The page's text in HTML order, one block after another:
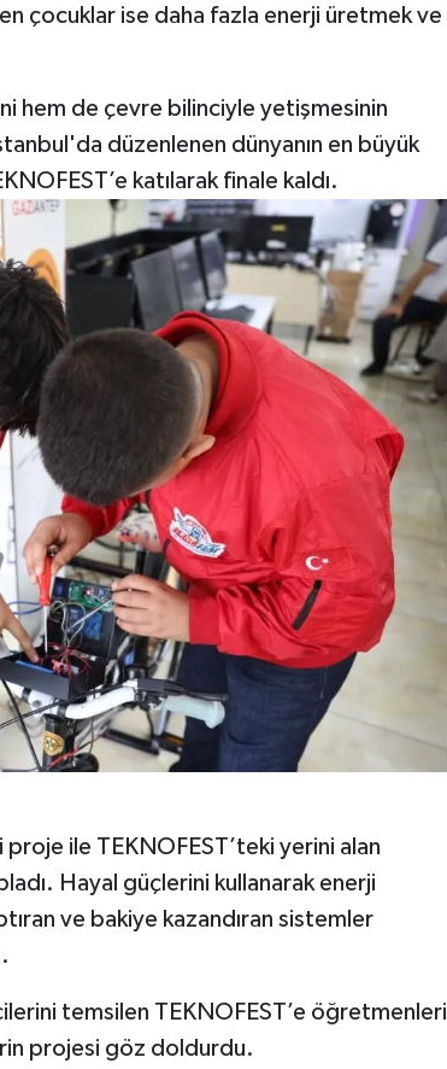
çocuklar ise daha fazla enerji üretmek ve
hem de çevre bilinciyle yetişmesinin
düzenlenen dünyanın en büyük
katılarak finale kaldı.
ile TEKNOFEST’teki yerini alan
Hayal güçlerini kullanarak enerji
ve bakiye kazandıran sistemler
temsilen TEKNOFEST’e öğretmenleri
projesi göz doldurdu.